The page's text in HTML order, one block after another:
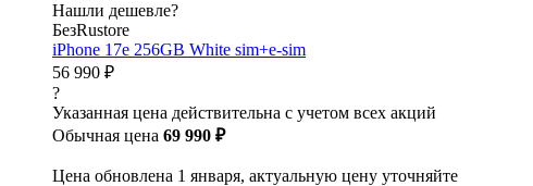
Нашли дешевле?
БезRustore
iPhone 17e 256GB White sim+e-sim
56 990 ₽
?
Указанная цена действительна с учетом всех акций
Обычная цена 69 990 ₽
Цена обновлена 1 января, актуальную цену уточняйте